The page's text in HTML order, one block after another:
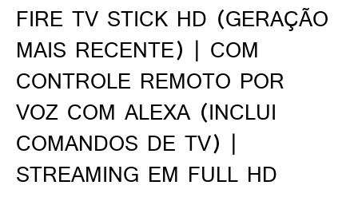
FIRE TV STICK HD (GERAÇÃO
MAIS RECENTE) | COM
CONTROLE REMOTO POR
VOZ COM ALEXA (INCLUI
COMANDOS DE TV) |
STREAMING EM FULL HD